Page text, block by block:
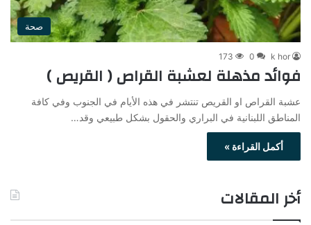
صحة
k hor
0
173
فوائد مذهلة لعشبة القراص ( القريص )
عشبة القراص او القريص تنتشر في هذه الأيام في الجنوب وفي كافة
المناطق اللبنانية في البراري والحقول بشكل طبيعي وقد…
أكمل القراءة »
أخر المقالات